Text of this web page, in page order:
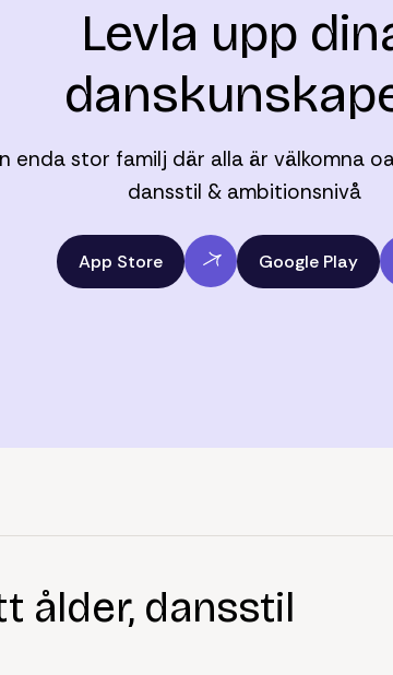
Levla upp
enda stor familj där alla är välkomna
dansstil & ambitionsnivå
App Store Google Play
ålder, dansstil